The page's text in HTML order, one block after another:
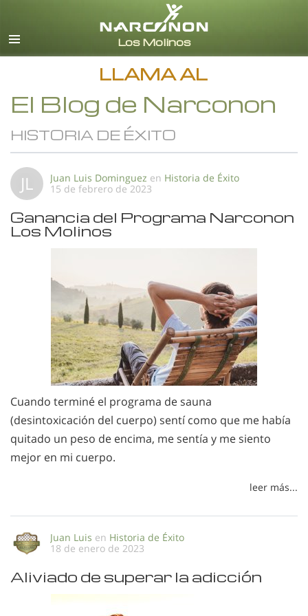
Español
Todas las Regiones/Idiomas
LLAMA AL
El Blog de Narconon
HISTORIA DE ÉXITO
JL Juan Luis Dominguez en Historia de Éxito
15 de febrero de 2023
Ganancia del Programa Narconon
Los Molinos
Cuando terminé el programa de sauna
(desintoxicación del cuerpo) sentí como que me había
quitado un peso de encima, me sentía y me siento
mejor en mi cuerpo.
leer más...
Juan Luis en Historia de Éxito
18 de enero de 2023
Aliviado de superar la adicción